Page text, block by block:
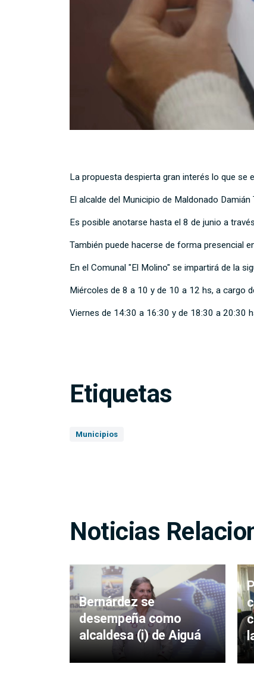
La propuesta despierta gran interés lo que se
El alcalde del Municipio de Maldonado
Es posible anotarse hasta el 8 de junio a
También puede hacerse de forma presencial
En el Comunal "El Molino" se impartirá de la
Miércoles de 8 a 10 y de 10 a 12 hs, a cargo
Viernes de 14:30 a 16:30 y de 18:30 a 20:30
Etiquetas
Municipios
Noticias
Bernárdez se
desempeña como
alcaldesa (i) de Aiguá